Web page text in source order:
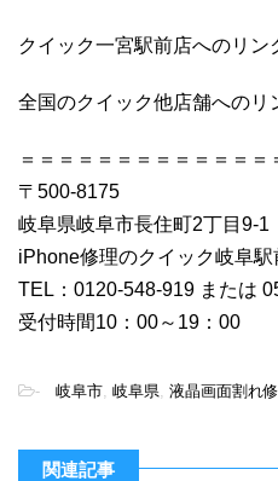
クイック一宮駅前店へのリン
全国のクイック他店舗へのリ
＝＝＝＝＝＝＝＝＝＝＝＝＝
〒500-8175
岐阜県岐阜市長住町2丁目9-1
iPhone修理のクイック岐阜駅
TEL：0120-548-919 または
受付時間10：00～19：00
- 岐阜市 岐阜県 液晶画面割れ
関連記事